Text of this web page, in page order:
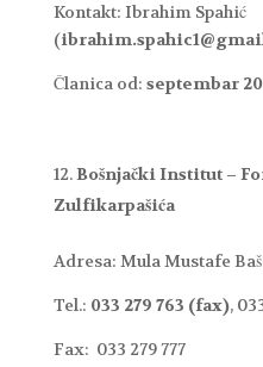
Kontakt: Ibrahim Spahić
(
Članica od: septembar
Bošnjački Institut –
Zulfikarpašića
Adresa: Mula Mustafe
Tel.: 033 279 763 (fax),
Fax: 033 279 777